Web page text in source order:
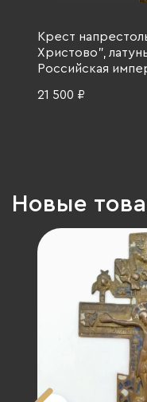
Крест
Христово",
Российская
21 500 ₽
Новые